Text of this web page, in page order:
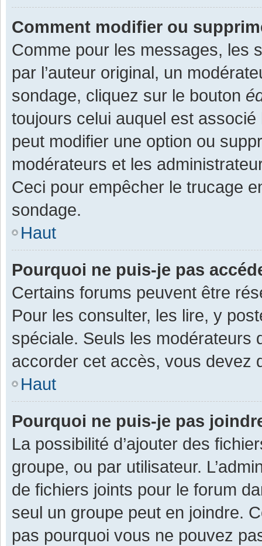
Comment modifier ou
Comme pour les messages, les
par l’auteur original, un
sondage, cliquez sur le bouton
toujours celui auquel est associé
peut modifier une option ou
modérateurs et les
Ceci pour empêcher le trucage
sondage.
Haut
Pourquoi ne puis-je pas
Certains forums peuvent être
Pour les consulter, les lire, y
spéciale. Seuls les modérateurs
accorder cet accès, vous devez
Haut
Pourquoi ne puis-je pas
La possibilité d’ajouter des
groupe, ou par utilisateur.
de fichiers joints pour le forum
seul un groupe peut en joindre.
pas pourquoi vous ne pouvez